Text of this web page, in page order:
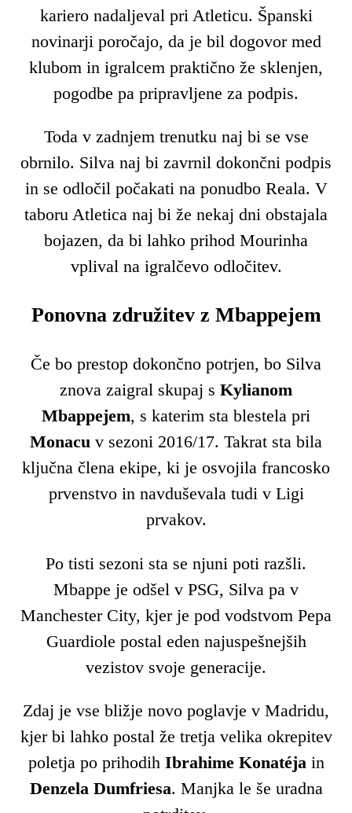
kariero nadaljeval pri Atleticu. Španski
novinarji poročajo, da je bil dogovor med
klubom in igralcem praktično že sklenjen,
pogodbe pa pripravljene za podpis.
Toda v zadnjem trenutku naj bi se vse
obrnilo. Silva naj bi zavrnil dokončni podpis
in se odločil počakati na ponudbo Reala. V
taboru Atletica naj bi že nekaj dni obstajala
bojazen, da bi lahko prihod Mourinha
vplival na igralčevo odločitev.
Ponovna združitev z Mbappejem
Če bo prestop dokončno potrjen, bo Silva
znova zaigral skupaj s Kylianom
Mbappejem, s katerim sta blestela pri
Monacu v sezoni 2016/17. Takrat sta bila
ključna člena ekipe, ki je osvojila francosko
prvenstvo in navduševala tudi v Ligi
prvakov.
Po tisti sezoni sta se njuni poti razšli.
Mbappe je odšel v PSG, Silva pa v
Manchester City, kjer je pod vodstvom Pepa
Guardiole postal eden najuspešnejših
vezistov svoje generacije.
Zdaj je vse bližje novo poglavje v Madridu,
kjer bi lahko postal že tretja velika okrepitev
poletja po prihodih Ibrahime Konatéjain
Denzela Dumfriesa. Manjka le še uradna